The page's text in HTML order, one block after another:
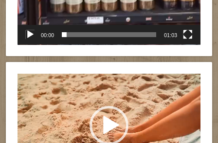
00:00 01:03
Reproductor
de
vídeo